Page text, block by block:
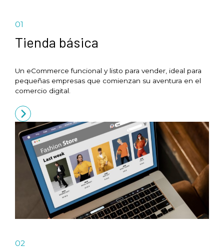
01
Tienda básica
Un eCommerce funcional y listo para vender, ideal para
pequeñas empresas que comienzan su aventura en el
comercio digital.
02